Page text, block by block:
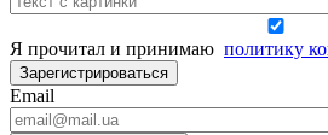
Я прочитал и принимаю политику
Зарегистрироваться
Email